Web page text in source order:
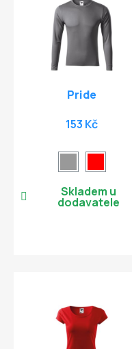
Pride
153 Kč
Skladem u
dodavatele